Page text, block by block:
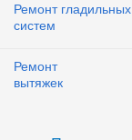
Ремонт гладильных
систем
Ремонт
вытяжек